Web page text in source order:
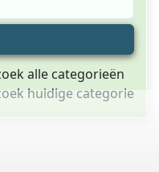
alle categorieën
huidige categorie